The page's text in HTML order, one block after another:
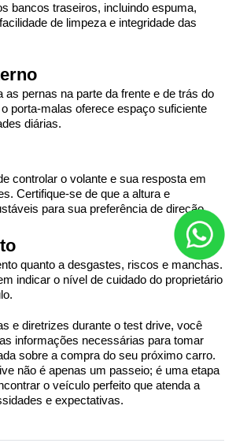
bancos traseiros, incluindo espuma,
de limpeza e integridade das
as pernas na parte da frente e de trás do
porta-malas oferece espaço suficiente
diárias.
controlar o volante e sua resposta em
Certifique-se de que a altura e
para sua preferência de direção.
quanto a desgastes, riscos e manchas.
indicar o nível de cuidado do proprietário
e diretrizes durante o test drive, você
informações necessárias para tomar
sobre a compra do seu próximo carro.
não é apenas um passeio; é uma etapa
o veículo perfeito que atenda a
e expectativas.